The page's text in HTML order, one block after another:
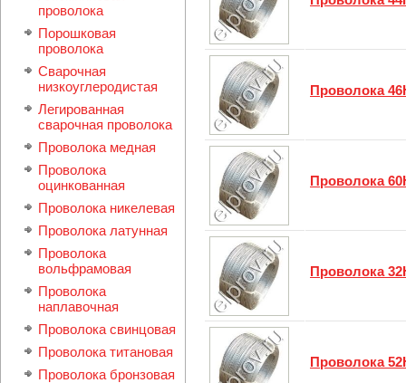
проволока
Порошковая
проволока
Сварочная
низкоуглеродистая
Легиpованная
сварочная проволока
Проволока медная
Проволока
оцинкованная
Проволока никелевая
Проволока латунная
Проволока
вольфрамовая
Проволока
наплавочная
Проволока свинцовая
Проволока титановая
Проволока бронзовая
Проволока
Проволока
Проволока
Проволока